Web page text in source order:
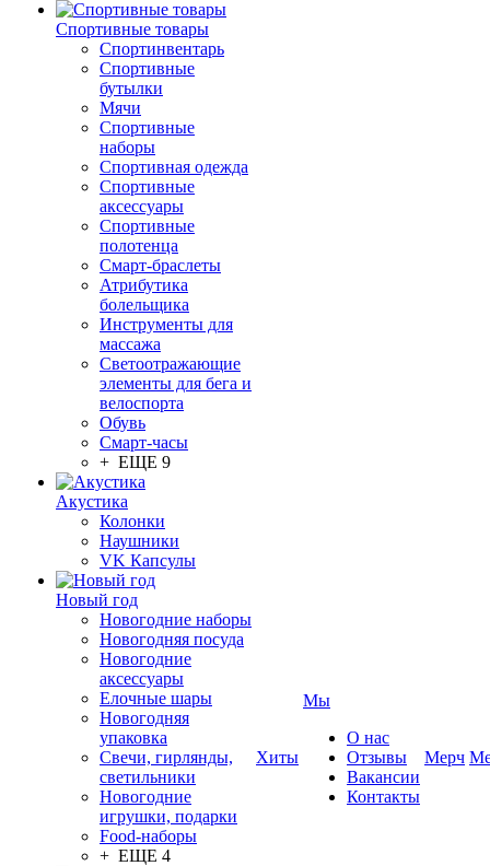
Спортивные товары
Спортинвентарь
Спортивные
бутылки
Мячи
Спортивные
наборы
Спортивная одежда
Спортивные
аксессуары
Спортивные
полотенца
Смарт-браслеты
Атрибутика
болельщика
Инструменты для
массажа
Светоотражающие
элементы для бега и
велоспорта
Обувь
Смарт-часы
+ ЕЩЕ 9
Акустика
Колонки
Наушники
VK Капсулы
Новый год
Новогодние наборы
Новогодняя посуда
Новогодние
аксессуары
Елочные шары
Новогодняя
упаковка
Свечи, гирлянды,
светильники
Новогодние
игрушки, подарки
Food-наборы
+ ЕЩЕ 4
Хиты
Мы
О нас
Отзывы
Вакансии
Контакты
Мерч